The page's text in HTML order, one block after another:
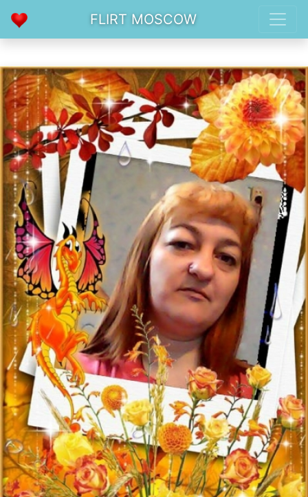
FLIRT MOSCOW